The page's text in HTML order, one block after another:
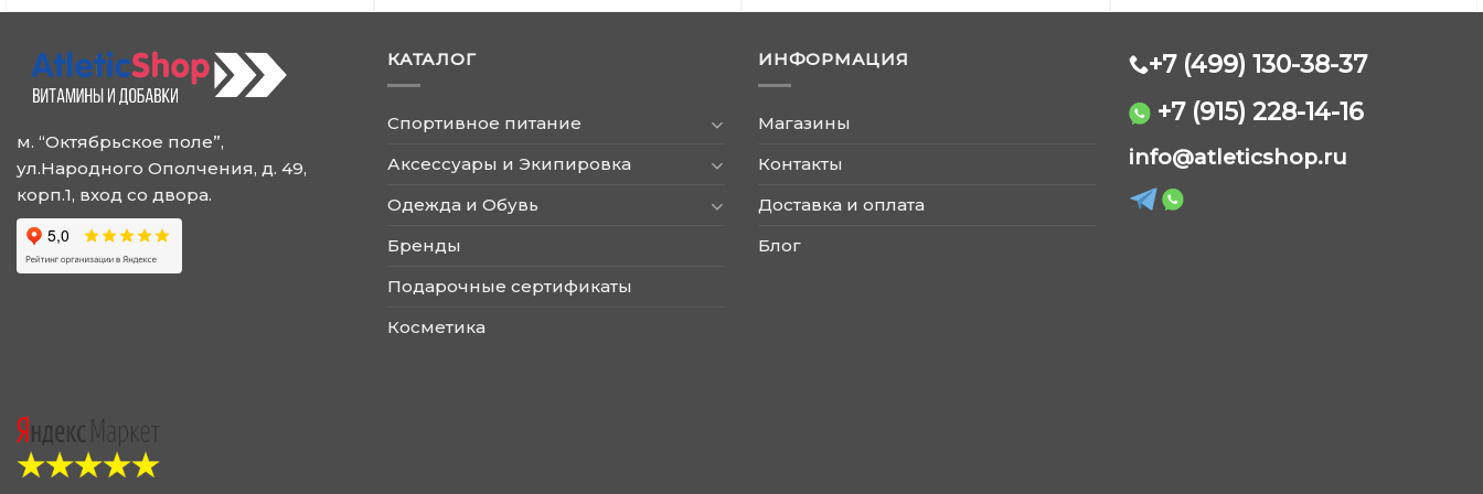
м. “Октябрьское поле”,
ул.Народного Ополчения, д. 49,
корп.1, вход со двора.
КАТАЛОГ
Спортивное питание
Аксессуары и Экипировка
Одежда и Обувь
Бренды
Подарочные сертификаты
Косметика
ИНФОРМАЦИЯ
Магазины
Контакты
Доставка и оплата
Блог
+7 (499) 130-38-37
+7 (915) 228-14-16
info@atleticshop.ru
Обычно отвечаем быстро